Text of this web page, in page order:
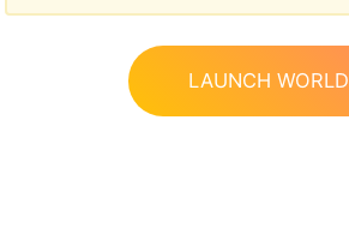
LAUNCH WORLD